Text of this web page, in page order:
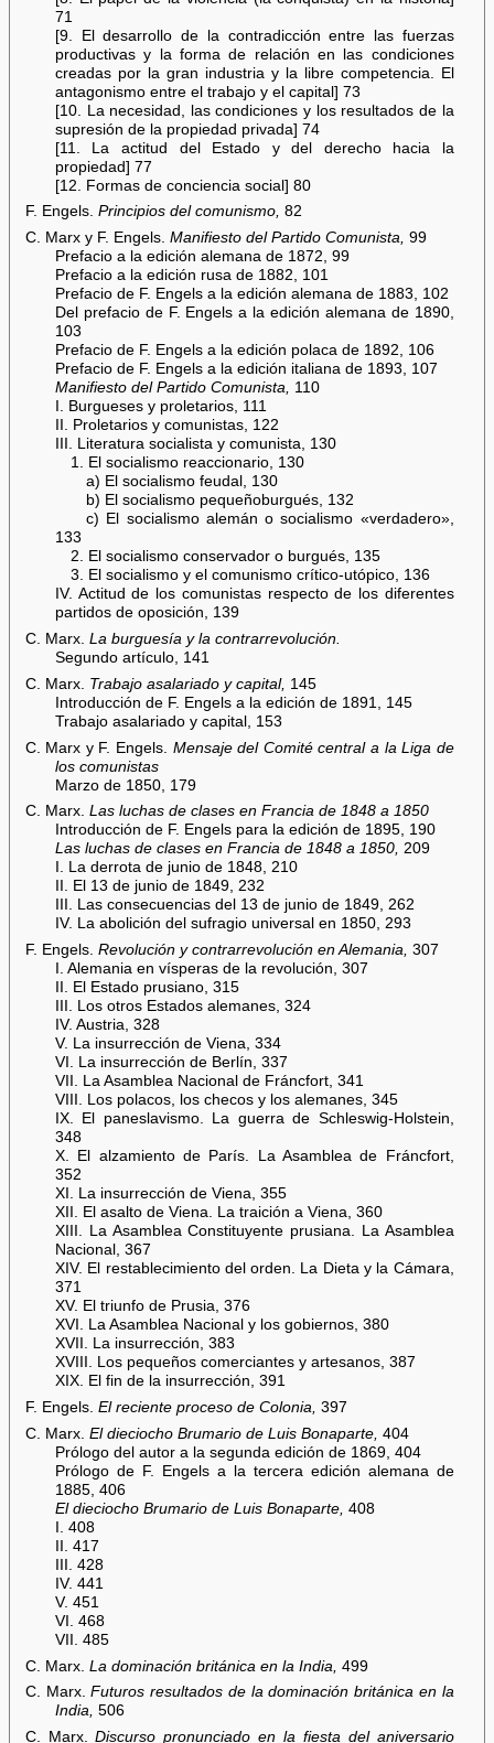
71
[9. El desarrollo de la contradicción entre las fuerzas
productivas y la forma de relación en las condiciones
creadas por la gran industria y la libre competencia. El
antagonismo entre el trabajo y el capital] 73
[10. La necesidad, las condiciones y los resultados de la
supresión de la propiedad privada] 74
[11. La actitud del Estado y del derecho hacia la
propiedad] 77
[12. Formas de conciencia social] 80
F. Engels. Principios del comunismo, 82
C. Marx y F. Engels. Manifiesto del Partido Comunista, 99
Prefacio a la edición alemana de 1872, 99
Prefacio a la edición rusa de 1882, 101
Prefacio de F. Engels a la edición alemana de 1883, 102
Del prefacio de F. Engels a la edición alemana de 1890,
103
Prefacio de F. Engels a la edición polaca de 1892, 106
Prefacio de F. Engels a la edición italiana de 1893, 107
Manifiesto del Partido Comunista, 110
I. Burgueses y proletarios, 111
II. Proletarios y comunistas, 122
III. Literatura socialista y comunista, 130
1. El socialismo reaccionario, 130
a) El socialismo feudal, 130
b) El socialismo pequeñoburgués, 132
c) El socialismo alemán o socialismo «verdadero»,
133
2. El socialismo conservador o burgués, 135
3. El socialismo y el comunismo crítico-utópico, 136
IV. Actitud de los comunistas respecto de los diferentes
partidos de oposición, 139
C. Marx. La burguesía y la contrarrevolución.
Segundo artículo, 141
C. Marx. Trabajo asalariado y capital, 145
Introducción de F. Engels a la edición de 1891, 145
Trabajo asalariado y capital, 153
C. Marx y F. Engels. Mensaje del Comité central a la Liga de
los comunistas
Marzo de 1850, 179
C. Marx. Las luchas de clases en Francia de 1848 a 1850
Introducción de F. Engels para la edición de 1895, 190
Las luchas de clases en Francia de 1848 a 1850, 209
I. La derrota de junio de 1848, 210
II. El 13 de junio de 1849, 232
III. Las consecuencias del 13 de junio de 1849, 262
IV. La abolición del sufragio universal en 1850, 293
F. Engels. Revolución y contrarrevolución en Alemania, 307
I. Alemania en vísperas de la revolución, 307
II. El Estado prusiano, 315
III. Los otros Estados alemanes, 324
IV. Austria, 328
V. La insurrección de Viena, 334
VI. La insurrección de Berlín, 337
VII. La Asamblea Nacional de Fráncfort, 341
VIII. Los polacos, los checos y los alemanes, 345
IX. El paneslavismo. La guerra de Schleswig-Holstein,
348
X. El alzamiento de París. La Asamblea de Fráncfort,
352
XI. La insurrección de Viena, 355
XII. El asalto de Viena. La traición a Viena, 360
XIII. La Asamblea Constituyente prusiana. La Asamblea
Nacional, 367
XIV. El restablecimiento del orden. La Dieta y la Cámara,
371
XV. El triunfo de Prusia, 376
XVI. La Asamblea Nacional y los gobiernos, 380
XVII. La insurrección, 383
XVIII. Los pequeños comerciantes y artesanos, 387
XIX. El fin de la insurrección, 391
F. Engels. El reciente proceso de Colonia, 397
C. Marx. El dieciocho Brumario de Luis Bonaparte, 404
Prólogo del autor a la segunda edición de 1869, 404
Prólogo de F. Engels a la tercera edición alemana de
1885, 406
El dieciocho Brumario de Luis Bonaparte, 408
I. 408
II. 417
III. 428
IV. 441
V. 451
VI. 468
VII. 485
C. Marx. La dominación británica en la India, 499
C. Marx.Futuros resultados de la dominación británica en la
India, 506
C. Marx.Discurso pronunciado en la fiesta del aniversario